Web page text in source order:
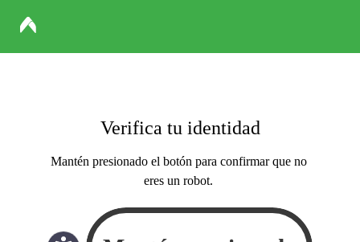
Verifica tu identidad
Mantén presionado el botón para confirmar que no
eres un robot.